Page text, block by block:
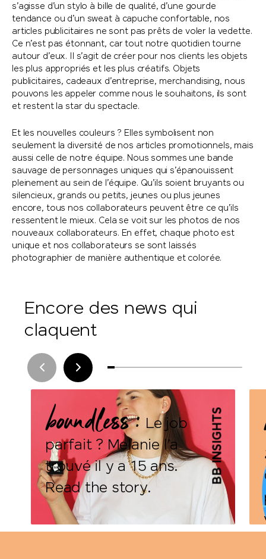
s’agisse d’un stylo à bille de qualité, d’une gourde
tendance ou d’un sweat à capuche confortable, nos
articles publicitaires ne sont pas prêts de voler la vedette.
Ce n’est pas étonnant, car tout notre quotidien tourne
autour d’eux. Il s’agit de créer pour nos clients les objets
les plus appropriés et les plus créatifs. Objets
publicitaires, cadeaux d’entreprise, merchandising, nous
pouvons les appeler comme nous le souhaitons, ils sont
et restent la star du spectacle.
Et les nouvelles couleurs ? Elles symbolisent non
seulement la diversité de nos articles promotionnels, mais
aussi celle de notre équipe. Nous sommes une bande
sauvage de personnages uniques qui s’épanouissent
pleinement au sein de l’équipe. Qu’ils soient bruyants ou
silencieux, grands ou petits, jeunes ou plus jeunes
encore, tous nos collaborateurs peuvent être ce qu’ils
ressentent le mieux. Cela se voit sur les photos de nos
nouveaux collaborateurs. En effet, chaque photo est
unique et nos collaborateurs se sont laissés
photographier de manière authentique et colorée.
Encore des news qui
claquent
boundless :Le job
parfait ? Melanie l’a
trouvé il y a 15 ans.
Read the story.
BB INSIGHTS